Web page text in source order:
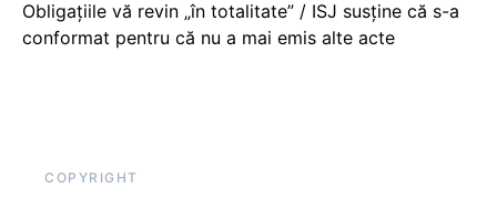
Obligațiile vă revin „în totalitate” / ISJ susține că s-a
conformat pentru că nu a mai emis alte acte
COPYRIGHT